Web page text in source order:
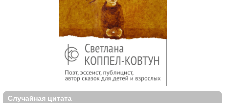
Случайная цитата